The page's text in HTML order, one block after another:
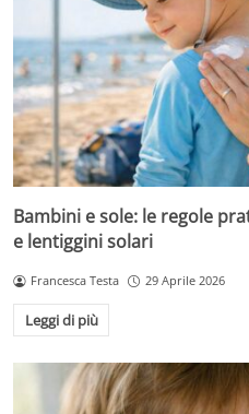
Bambini e sole: le regole
e lentiggini solari
Francesca Testa 29 Aprile 2026
Leggi di più